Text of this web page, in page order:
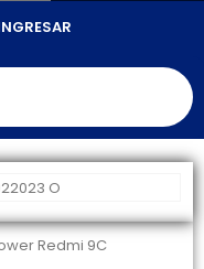
BOTON POWER REDMI 9C
Redmi 9C